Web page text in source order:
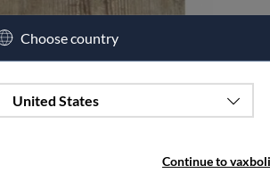
Välj
Choose country
United States
Continue to